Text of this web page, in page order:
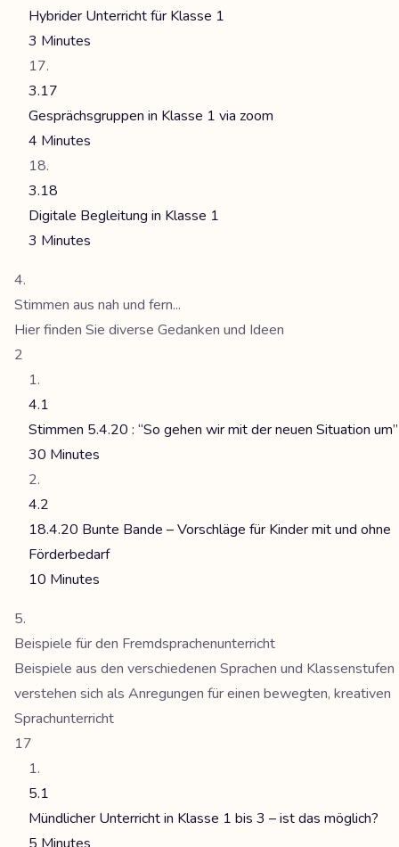
Hybrider Unterricht für Klasse 1
3 Minutes
3.17
Gesprächsgruppen in Klasse 1 via zoom
4 Minutes
3.18
Digitale Begleitung in Klasse 1
3 Minutes
Stimmen aus nah und fern...
Hier finden Sie diverse Gedanken und Ideen
2
4.1
Stimmen 5.4.20 : “So gehen wir mit der neuen Situation um”
30 Minutes
4.2
18.4.20 Bunte Bande – Vorschläge für Kinder mit und ohne
Förderbedarf
10 Minutes
Beispiele für den Fremdsprachenunterricht
Beispiele aus den verschiedenen Sprachen und Klassenstufen
verstehen sich als Anregungen für einen bewegten, kreativen
Sprachunterricht
17
5.1
Mündlicher Unterricht in Klasse 1 bis 3 – ist das möglich?